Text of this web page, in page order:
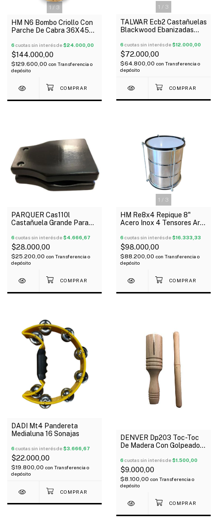
1 / 3
HM N6 Bombo Criollo Con
Parche De Cabra 36X45
6 cuotas sin interés de$24.000,00
$144.000,00
$129.600,00 con Transferencia o
depósito
1 / 3
TALWAR Ecb2 Castañuelas
Blackwood Ebanizadas
Funda
6 cuotas sin interés de$12.000,00
$72.000,00
$64.800,00 con Transferencia o
depósito
PARQUER Cas110l
Castañuela Grande Para
6 cuotas sin interés de$4.666,67
$28.000,00
$25.200,00 con Transferencia o
depósito
1 / 3
HM Re8x4 Repique 8"
Acero Inox 4 Tensores Aro
6 cuotas sin interés de$16.333,33
$98.000,00
$88.200,00 con Transferencia o
depósito
DADI Mt4 Pandereta
Medialuna 16 Sonajas
6 cuotas sin interés de$3.666,67
$22.000,00
$19.800,00 con Transferencia o
depósito
DENVER Dp203 Toc-Toc
De Madera Con Golpeador
6 cuotas sin interés de$1.500,00
$9.000,00
$8.100,00 con Transferencia o
depósito